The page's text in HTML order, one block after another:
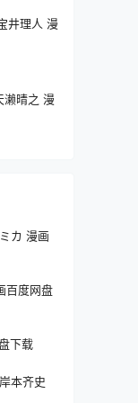
井理人 漫
カ 漫画
百度网盘
下载
本齐史